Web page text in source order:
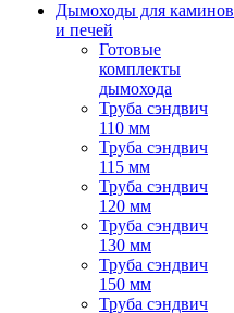
Дымоходы для каминов
и печей
Готовые
комплекты
дымохода
Труба сэндвич
110 мм
Труба сэндвич
115 мм
Труба сэндвич
120 мм
Труба сэндвич
130 мм
Труба сэндвич
150 мм
Труба сэндвич